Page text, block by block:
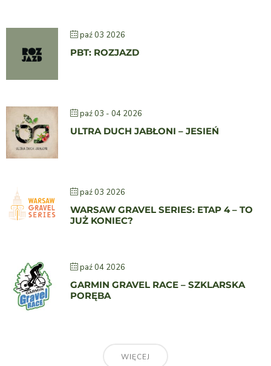
paź 03 2026
PBT: ROZJAZD
paź 03 - 04 2026
ULTRA DUCH JABŁONI – JESIEŃ
paź 03 2026
WARSAW GRAVEL SERIES: ETAP 4 – TO
JUŻ KONIEC?
paź 04 2026
GARMIN GRAVEL RACE – SZKLARSKA
PORĘBA
WIĘCEJ